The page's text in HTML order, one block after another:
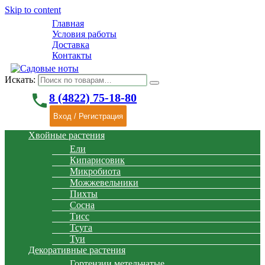
Skip to content
Главная
Условия работы
Доставка
Контакты
Искать:
phone8 (4822) 75-18-80
Вход / Регистрация
Хвойные растения
Ели
Кипарисовик
Микробиота
Можжевельники
Пихты
Сосна
Тисс
Тсуга
Туи
Декоративные растения